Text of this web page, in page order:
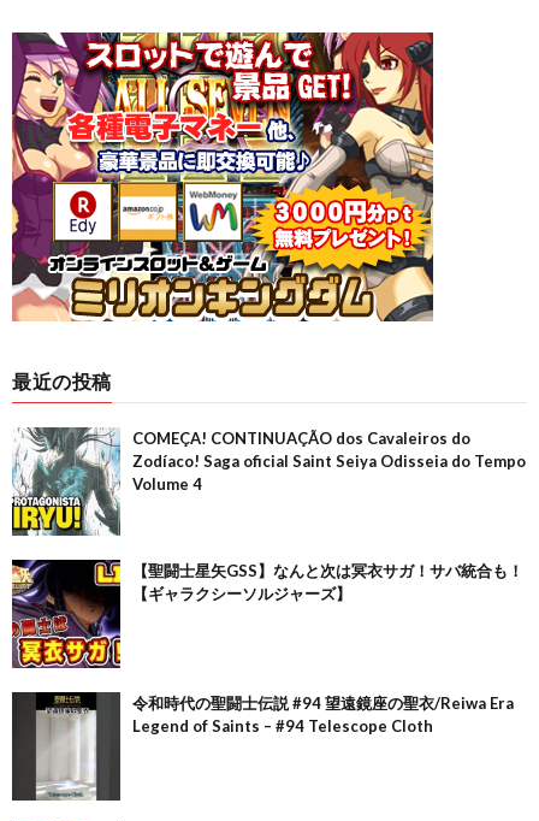
最近の投稿
COMEÇA! CONTINUAÇÃO dos Cavaleiros do
Zodíaco! Saga oficial Saint Seiya Odisseia do Tempo
Volume 4
【聖闘士星矢GSS】なんと次は冥衣サガ！サバ統合も！
【ギャラクシーソルジャーズ】
令和時代の聖闘士伝説 #94 望遠鏡座の聖衣/Reiwa Era
Legend of Saints – #94 Telescope Cloth